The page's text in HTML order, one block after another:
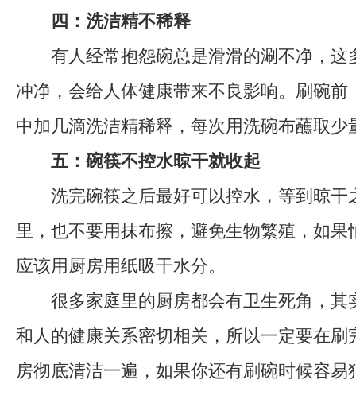
四：洗洁精不稀释
有人经常抱怨碗总是滑滑的涮不净，这
冲净，会给人体健康带来不良影响。刷碗前
中加几滴洗洁精稀释，每次用洗碗布蘸取少
五：碗筷不控水晾干就收起
洗完碗筷之后最好可以控水，等到晾干
里，也不要用抹布擦，避免生物繁殖，如果
应该用厨房用纸吸干水分。
很多家庭里的厨房都会有卫生死角，其
和人的健康关系密切相关，所以一定要在刷
房彻底清洁一遍，如果你还有刷碗时候容易